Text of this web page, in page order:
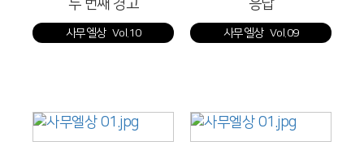
두 번째 경고
사무엘상 Vol.10
응답
사무엘상 Vol.09